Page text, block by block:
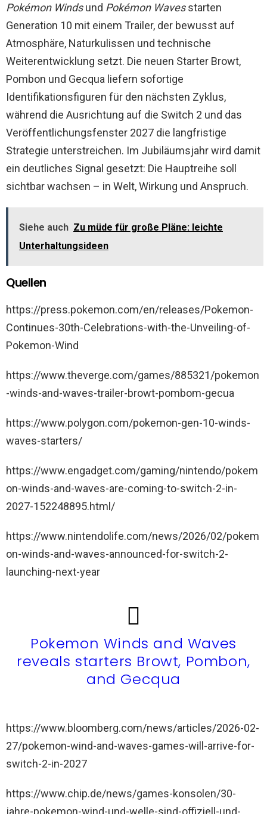
Pokémon Windsund Pokémon Wavesstarten
Generation 10 mit einem Trailer, der bewusst auf
Atmosphäre, Naturkulissen und technische
Weiterentwicklung setzt. Die neuen Starter Browt,
Pombon und Gecqua liefern sofortige
Identifikationsfiguren für den nächsten Zyklus,
während die Ausrichtung auf die Switch 2 und das
Veröffentlichungsfenster 2027 die langfristige
Strategie unterstreichen. Im Jubiläumsjahr wird damit
ein deutliches Signal gesetzt: Die Hauptreihe soll
sichtbar wachsen – in Welt, Wirkung und Anspruch.
Siehe auch Zu müde für große Pläne: leichte
Unterhaltungsideen
Quellen
https://press.pokemon.com/en/releases/Pokemon-
Continues-30th-Celebrations-with-the-Unveiling-of-
Pokemon-Wind
https://www.theverge.com/games/885321/pokemon
-winds-and-waves-trailer-browt-pombom-gecua
https://www.polygon.com/pokemon-gen-10-winds-
waves-starters/
https://www.engadget.com/gaming/nintendo/pokem
on-winds-and-waves-are-coming-to-switch-2-in-
2027-152248895.html/
https://www.nintendolife.com/news/2026/02/pokem
on-winds-and-waves-announced-for-switch-2-
launching-next-year
Pokemon Winds and Waves
reveals starters Browt, Pombon,
and Gecqua
https://www.bloomberg.com/news/articles/2026-02-
27/pokemon-wind-and-waves-games-will-arrive-for-
switch-2-in-2027
https://www.chip.de/news/games-konsolen/30-
jahre-pokemon-wind-und-welle-sind-offiziell-und-